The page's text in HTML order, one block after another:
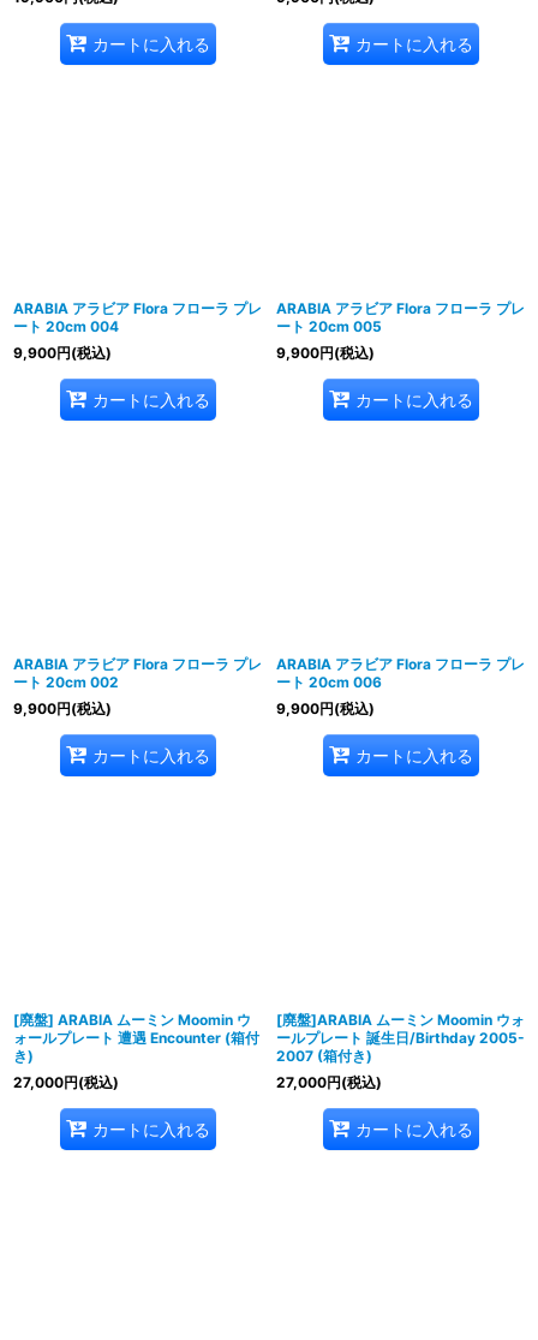
カートに入れる カートに入れる
ARABIA アラビア Flora フローラ プレ
ート 20cm 004
9,900円(税込)
カートに入れる
ARABIA アラビア Flora フローラ プレ
ート 20cm 005
9,900円(税込)
カートに入れる
ARABIA アラビア Flora フローラ プレ
ート 20cm 002
9,900円(税込)
カートに入れる
ARABIA アラビア Flora フローラ プレ
ート 20cm 006
9,900円(税込)
カートに入れる
[廃盤] ARABIA ムーミン Moomin ウ
ォールプレート 遭遇 Encounter (箱付
き)
27,000円(税込)
カートに入れる
[廃盤]ARABIA ムーミン Moomin ウォ
ールプレート 誕生日/Birthday 2005-
2007 (箱付き)
27,000円(税込)
カートに入れる